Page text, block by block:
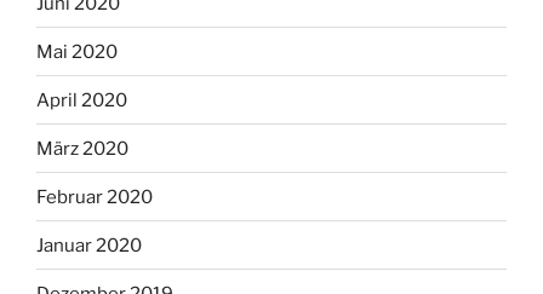
Mai 2020
April 2020
März 2020
Februar 2020
Januar 2020